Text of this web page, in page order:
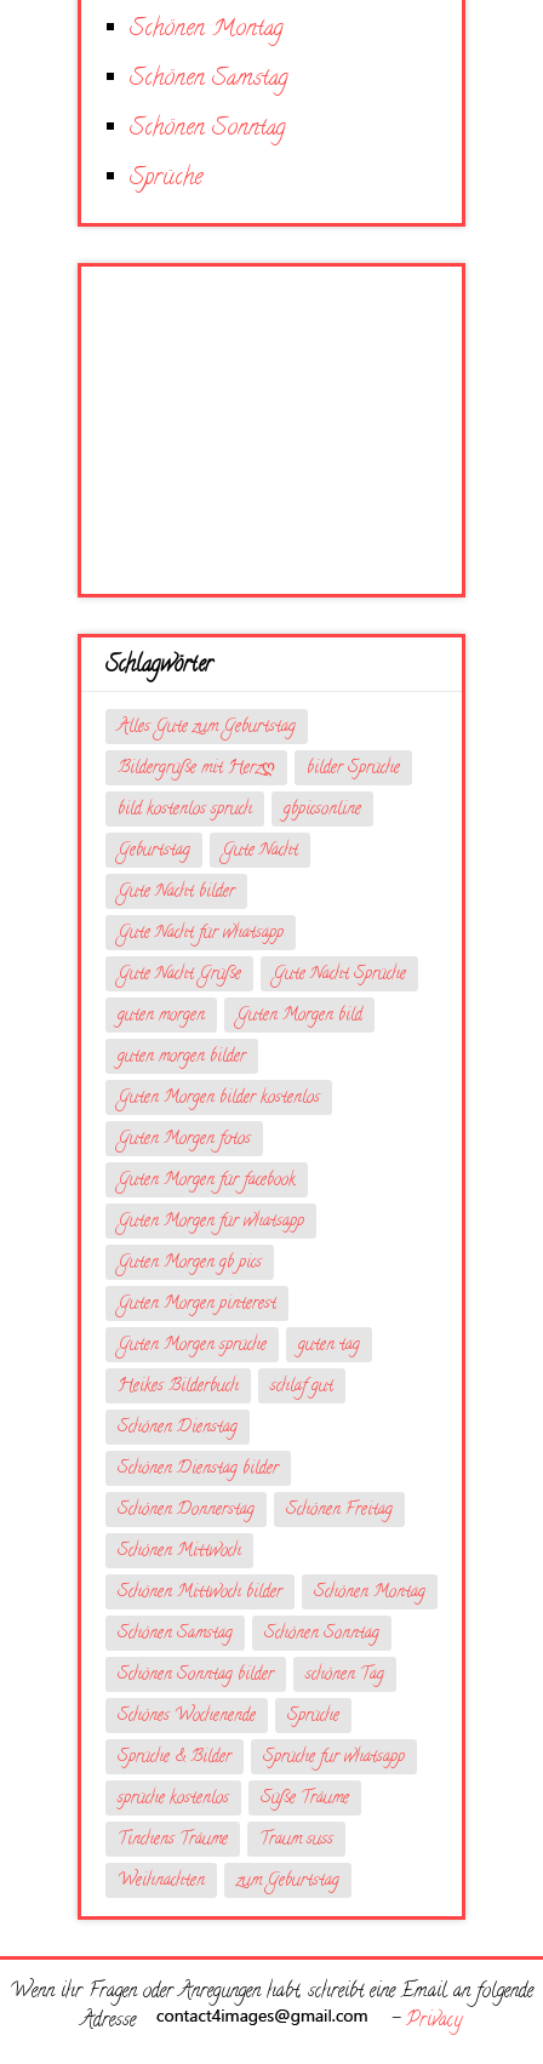
Schönen Montag
Schönen Samstag
Schönen Sonntag
Sprüche
Schlagwörter
Alles Gute zum Geburtstag
Bildergrüße mit Herzღ
bilder Sprüche
bild kostenlos spruch
gbpicsonline
Geburtstag
Gute Nacht
Gute Nacht bilder
Gute Nacht für whatsapp
Gute Nacht Grüße
Gute Nacht Sprüche
guten morgen
Guten Morgen bild
guten morgen bilder
Guten Morgen bilder kostenlos
Guten Morgen fotos
Guten Morgen für facebook
Guten Morgen für whatsapp
Guten Morgen gb pics
Guten Morgen pinterest
Guten Morgen sprüche
guten tag
Heikes Bilderbuch
schlaf gut
Schönen Dienstag
Schönen Dienstag bilder
Schönen Donnerstag
Schönen Freitag
Schönen Mittwoch
Schönen Mittwoch bilder
Schönen Montag
Schönen Samstag
Schönen Sonntag
Schönen Sonntag bilder
schönen Tag
Schönes Wochenende
Sprüche
Sprüche & Bilder
Sprüche fur whatsapp
sprüche kostenlos
Süße Träume
Tinchens Träume
Traum suss
Weihnachten
zum Geburtstag
Wenn ihr Fragen oder Anregungen habt, schreibt eine Email an folgende
Adresse
-Privacy